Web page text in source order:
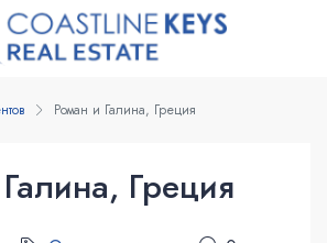
Роман и Галина, Греция
Греция